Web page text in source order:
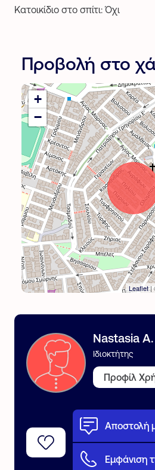
Κατοικίδιο στο σπίτι: Όχι
Προβολή στο
+
−
Leaflet|
Nastasia A.
Ιδιοκτήτης
Προφίλ
Αποστολή
Εμφάνιση